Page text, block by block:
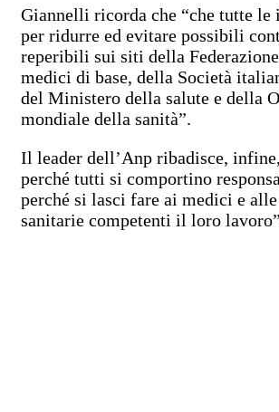
Giannelli ricorda che “che tutte le
per ridurre ed evitare possibili
reperibili sui siti della
medici di base, della Società
del Ministero della salute e della
mondiale della sanità”.
Il leader dell’Anp ribadisce,
perché tutti si comportino
perché si lasci fare ai medici e
sanitarie competenti il loro